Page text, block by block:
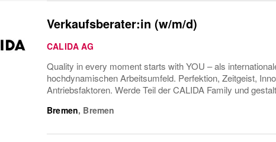
Verkaufsberater:in (w/m/d)
CALIDA AG
Quality in every moment starts with YOU – als
hochdynamischen Arbeitsumfeld. Perfektion, Zeitgeist,
Antriebsfaktoren. Werde Teil der CALIDA Family und
Bremen, Bremen